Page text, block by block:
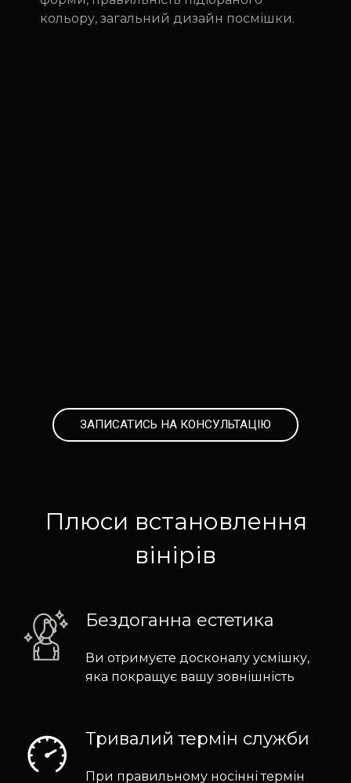
кольору, загальний дизайн посмішки.
ЗАПИСАТИСЬ НА КОНСУЛЬТАЦІЮ
Плюси встановлення
вінірів
Бездоганна естетика
Ви отримуєте досконалу усмішку,
яка покращує вашу зовнішність
Тривалий термін служби
При правильному носінні термін